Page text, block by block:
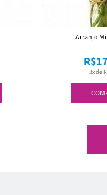
3x de
Arranjo